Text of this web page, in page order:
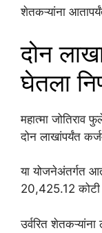
शेतकऱ्यांना
दोन
घेतला
महात्मा जोतिराव
दोन लाखांपर्यंत
या योजनेअंतर्गत
20,425.12
उर्वरित शेतकऱ्यांना